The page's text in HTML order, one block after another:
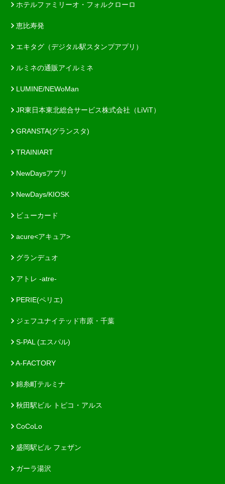
ホテルファミリーオ・フォルクローロ
恵比寿発
エキタグ（デジタル駅スタンプアプリ）
ルミネの通販アイルミネ
LUMINE/NEWoMan
JR東日本東北総合サービス株式会社（LiViT）
GRANSTA(グランスタ)
TRAINIART
NewDaysアプリ
NewDays/KIOSK
ビューカード
acure<アキュア>
グランデュオ
アトレ -atre-
PERIE(ペリエ)
ジェフユナイテッド市原・千葉
S-PAL (エスパル)
A-FACTORY
錦糸町テルミナ
秋田駅ビル トピコ・アルス
CoCoLo
盛岡駅ビル フェザン
ガーラ湯沢